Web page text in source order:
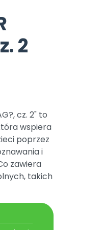
2
cz. 2" to
wspiera
poprzez
i
zawiera
takich